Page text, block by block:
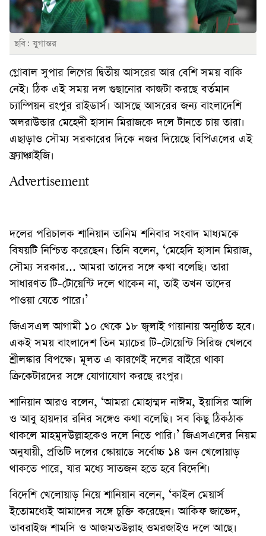
ছবি: যুগান্তর
গ্লোবাল সুপার লিগের দ্বিতীয় আসরের আর বেশি সময় বাকি
নেই। ঠিক এই সময় দল গুছানোর কাজটা করছে বর্তমান
চ্যাম্পিয়ন রংপুর রাইডার্স। আসছে আসরের জন্য বাংলাদেশি
অলরাউন্ডার মেহেদী হাসান মিরাজকে দলে টানতে চায় তারা।
এছাড়াও সৌম্য সরকারের দিকে নজর দিয়েছে বিপিএলের এই
ফ্র্যাঞ্চাইজি।
Advertisement
দলের পরিচালক শানিয়ান তানিম শনিবার সংবাদ মাধ্যমকে
বিষয়টি নিশ্চিত করেছেন। তিনি বলেন, ‘মেহেদি হাসান মিরাজ,
সৌম্য সরকার... আমরা তাদের সঙ্গে কথা বলেছি। তারা
সাধারণত টি-টোয়েন্টি দলে থাকেন না, তাই তখন তাদের
পাওয়া যেতে পারে।’
জিএসএল আগামী ১০ থেকে ১৮ জুলাই গায়ানায় অনুষ্ঠিত হবে।
একই সময় বাংলাদেশ তিন ম্যাচের টি-টোয়েন্টি সিরিজ খেলবে
শ্রীলঙ্কার বিপক্ষে। মূলত এ কারণেই দলের বাইরে থাকা
ক্রিকেটারদের সঙ্গে যোগাযোগ করছে রংপুর।
শানিয়ান আরও বলেন, ‘আমরা মোহাম্মদ নাঈম, ইয়াসির আলি
ও আবু হায়দার রনির সঙ্গেও কথা বলেছি। সব কিছু ঠিকঠাক
থাকলে মাহমুদউল্লাহকেও দলে নিতে পারি।’ জিএসএলের নিয়ম
অনুযায়ী, প্রতিটি দলের স্কোয়াডে সর্বোচ্চ ১৪ জন খেলোয়াড়
থাকতে পারে, যার মধ্যে সাতজন হতে হবে বিদেশি।
বিদেশি খেলোয়াড় নিয়ে শানিয়ান বলেন, ‘কাইল মেয়ার্স
ইতোমধ্যেই আমাদের সঙ্গে চুক্তি করেছেন। আকিফ জাভেদ,
তাবরাইজ শামসি ও আজমতউল্লাহ ওমরজাইও দলে আছে।